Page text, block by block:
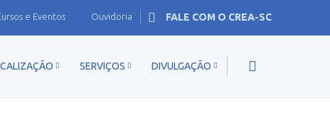
e Eventos Ouvidoria FALE COM O CREA-SC
SERVIÇOS DIVULGAÇÃO